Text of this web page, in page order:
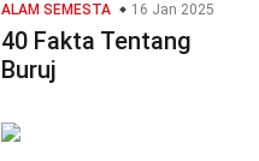
ALAM SEMESTA 16 Jan 2025
40 Fakta Tentang
Buruj